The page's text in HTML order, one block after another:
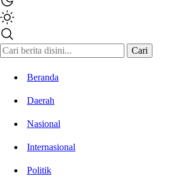
Inisiatif.co
Stay Connected Stay Informed
Cari
Beranda
Daerah
Nasional
Internasional
Politik